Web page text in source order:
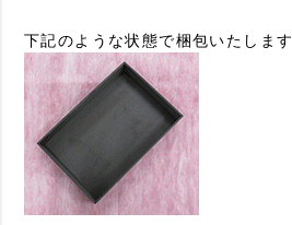
下記のような状態で梱包いたします